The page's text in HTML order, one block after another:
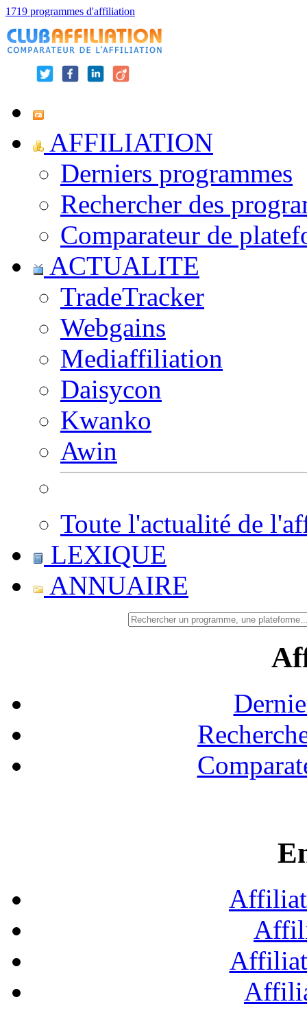
1719 programmes d'affiliation
AFFILIATION
Derniers programmes
Rechercher des
Comparateur de
ACTUALITE
TradeTracker
Webgains
Mediaffiliation
Daisycon
Kwanko
Awin
Toute l'actualité de
LEXIQUE
ANNUAIRE